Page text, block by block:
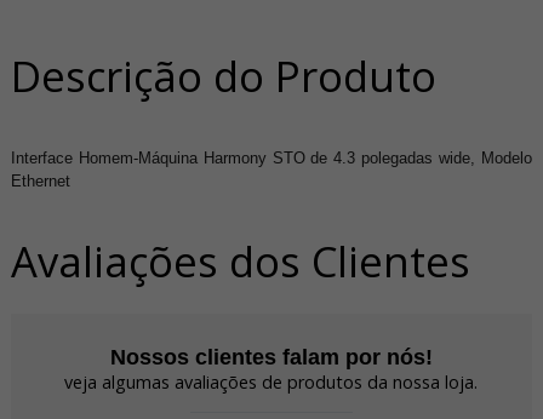
Descrição do Produto
Interface Homem-Máquina Harmony STO de 4.3 polegadas wide, Modelo
Ethernet
Avaliações dos Clientes
Nossos clientes falam por nós!
veja algumas avaliações de produtos da nossa loja.